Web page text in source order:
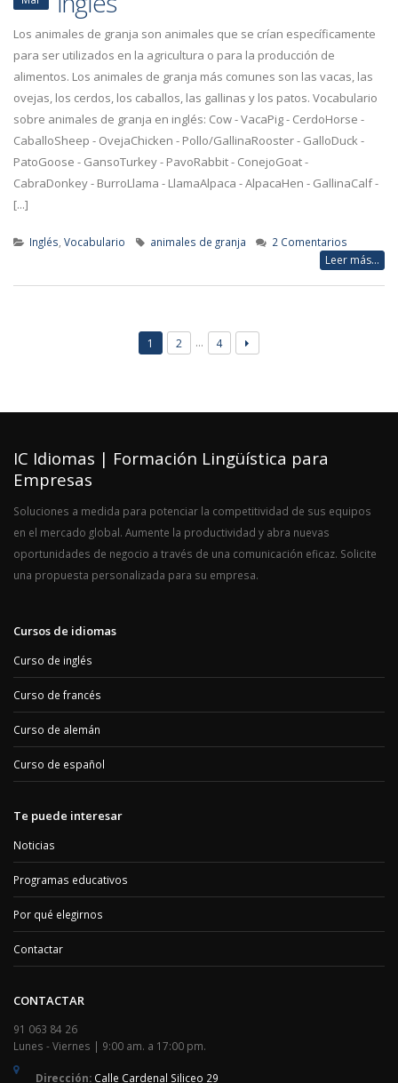
Los animales de granja son animales que se crían específicamente
para ser utilizados en la agricultura o para la producción de
alimentos. Los animales de granja más comunes son las vacas, las
ovejas, los cerdos, los caballos, las gallinas y los patos. Vocabulario
sobre animales de granja en inglés: Cow - VacaPig - CerdoHorse -
CaballoSheep - OvejaChicken - Pollo/GallinaRooster - GalloDuck -
PatoGoose - GansoTurkey - PavoRabbit - ConejoGoat -
CabraDonkey - BurroLlama - LlamaAlpaca - AlpacaHen - GallinaCalf -
[...]
Inglés Vocabulario animales de granja 2 Comentarios
Leer más...
1 2 … 4
IC Idiomas | Formación Lingüística para
Empresas
Soluciones a medida para potenciar la competitividad de sus equipos
en el mercado global. Aumente la productividad y abra nuevas
oportunidades de negocio a través de una comunicación eficaz. Solicite
una propuesta personalizada para su empresa.
Cursos de idiomas
Curso de inglés
Curso de francés
Curso de alemán
Curso de español
Te puede interesar
Noticias
Programas educativos
Por qué elegirnos
Contactar
CONTACTAR
91 063 84 26
Lunes - Viernes | 9:00 am. a 17:00 pm.
Dirección: Calle Cardenal Siliceo 29